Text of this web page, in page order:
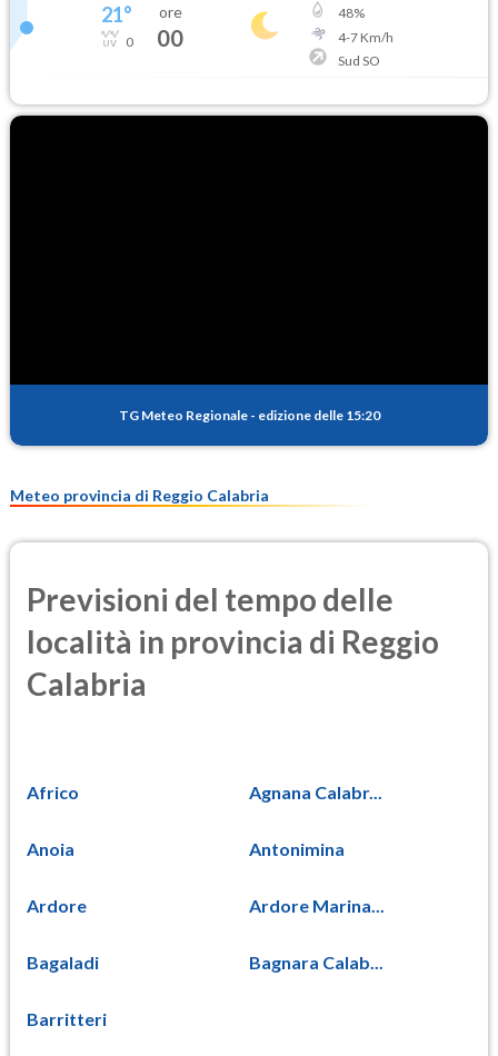
21°
0
ore
00
48%
4-7Km/h
Sud SO
TG Meteo Regionale - edizione delle 15:20
Meteo provincia di Reggio Calabria
Previsioni del tempo delle
località in provincia di Reggio
Calabria
Africo Agnana Calabr...
Anoia Antonimina
Ardore Ardore Marina...
Bagaladi Bagnara Calab...
Barritteri